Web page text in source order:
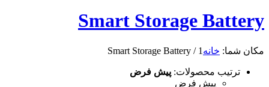
Smart Storage Battery
مکان شما: خانه 1
/
Smart Storage Battery
ترتیب محصولات: پیش فرض
پیش فرض